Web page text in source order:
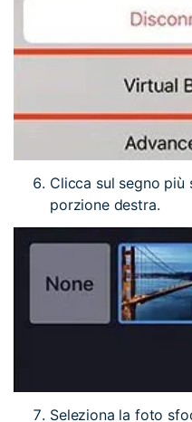
Clicca sul segno
porzione destra.
Seleziona la foto